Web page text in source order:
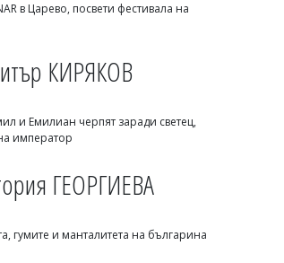
КИРЯКОВ
за година
в Царево, посвети фестивала на
КИРЯКОВ
и Емилиан черпят заради светец,
император
ГЕОРГИЕВА
гумите и манталитета на българина